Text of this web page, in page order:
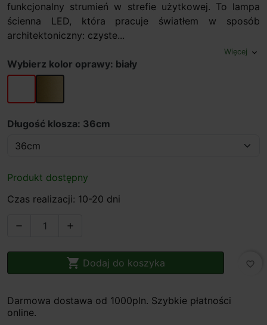
funkcjonalny strumień w strefie użytkowej. To lampa
ścienna LED, która pracuje światłem w sposób
architektoniczny: czyste...
Więcej expand_more
Wybierz kolor oprawy: biały
biały złoty
Długość klosza: 36cm
Produkt dostępny
Czas realizacji: 10-20 dni
 
 Dodaj do koszyka favorite_border
Darmowa dostawa od 1000pln. Szybkie płatności
online.